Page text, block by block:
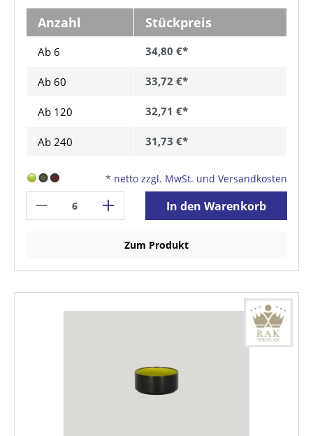
Anzahl Stückpreis
Ab 6 34,80 €*
Ab 60 33,72 €*
Ab 120 32,71 €*
Ab 240 31,73 €*
* netto zzgl. MwSt. und Versandkosten
In den Warenkorb
Zum Produkt